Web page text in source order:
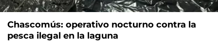
Chascomús: operativo nocturno contra la
pesca ilegal en la laguna